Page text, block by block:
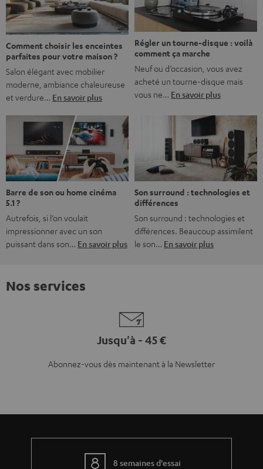
bonne nouvelle, c’est […]
Comment choisir les enceintes
parfaites pour votre maison ?
Salon élégant avec mobilier
moderne, ambiance chaleureuse
et verdure… En savoir plus
Régler un tourne-disque : voilà
comment ça marche
Neuf ou d’occasion, vous avez
acheté un tourne-disque mais
vous ne… En savoir plus
Barre de son ou home cinéma
5.1 ?
Autrefois, si l’on voulait
impressionner avec un son
puissant dans son… En savoir plus
Son surround : technologies et
différences
Son surround : technologies et
différences. Beaucoup assimilent
le son… En savoir plus
Nos services
Jusqu'à - 45 €
Abonnez-vous dès maintenant à la Newsletter
8 semaines d'essai